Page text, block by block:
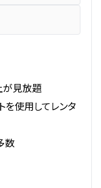
が見放題
を使用してレンタ
数